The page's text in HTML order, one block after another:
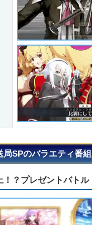
局SPのバラエティ番組
！？プレゼントバトル